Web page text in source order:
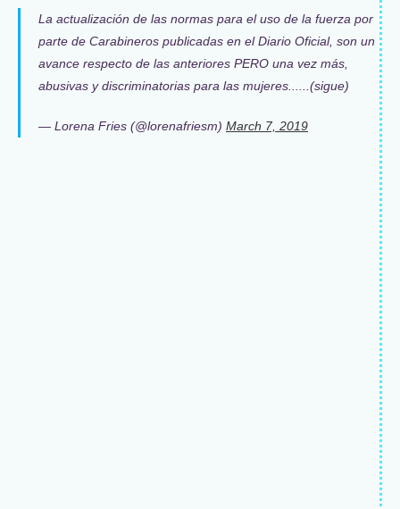
La actualización de las normas para el uso de la fuerza por
parte de Carabineros publicadas en el Diario Oficial, son un
avance respecto de las anteriores PERO una vez más,
abusivas y discriminatorias para las mujeres......(sigue)
— Lorena Fries (@lorenafriesm) March 7, 2019